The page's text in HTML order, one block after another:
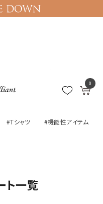
0
マイページ
#Tシャツ #機能性アイテム
ト一覧